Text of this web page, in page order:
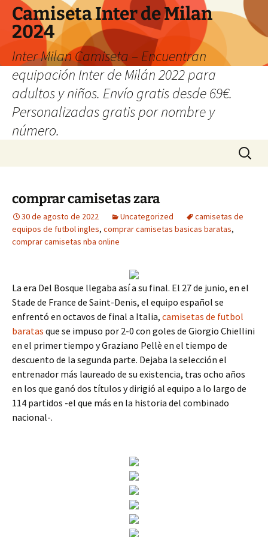
Camiseta Inter de Milan
2024
Inter Milan Camiseta – Encuentran
equipación Inter de Milán 2022 para
adultos y niños. Envío gratis desde 69€.
Personalizadas gratis por nombre y
número.
Buscar:
comprar camisetas zara
30 de agosto de 2022 Uncategorized
camisetas de
equipos de futbol ingles, comprar camisetas basicas baratas,
comprar camisetas nba online
La era Del Bosque llegaba así a su final. El 27 de junio, en el
Stade de France de Saint-Denis, el equipo español se
enfrentó en octavos de final a Italia, camisetas de futbol
baratas que se impuso por 2-0 con goles de Giorgio Chiellini
en el primer tiempo y Graziano Pellè en el tiempo de
descuento de la segunda parte. Dejaba la selección el
entrenador más laureado de su existencia, tras ocho años
en los que ganó dos títulos y dirigió al equipo a lo largo de
114 partidos -el que más en la historia del combinado
nacional-.